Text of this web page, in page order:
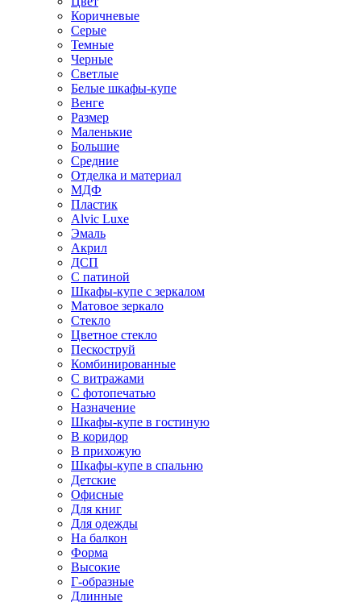
Коричневые
Серые
Темные
Черные
Светлые
Белые шкафы-купе
Венге
Размер
Маленькие
Большие
Средние
Отделка и материал
МДФ
Пластик
Alvic Luxe
Эмаль
Акрил
ДСП
С патиной
Шкафы-купе с зеркалом
Матовое зеркало
Стекло
Цветное стекло
Пескоструй
Комбинированные
С витражами
С фотопечатью
Назначение
Шкафы-купе в гостиную
В коридор
В прихожую
Шкафы-купе в спальню
Детские
Офисные
Для книг
Для одежды
На балкон
Форма
Высокие
Г-образные
Длинные